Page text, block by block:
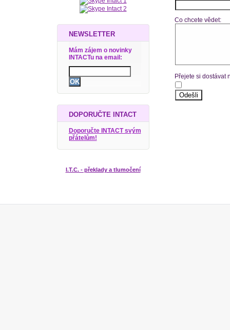
NEWSLETTER
Mám zájem o novinky
INTACTu na email:
DOPORUČTE INTACT
Doporučte INTACT svým
přátelům!
I.T.C. - překlady a tlumočení
Co chcete vědet:
Přejete si dostávat